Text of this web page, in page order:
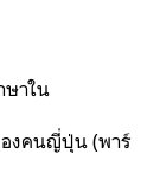
าใน
งคนญี่ปุ่น (พาร์